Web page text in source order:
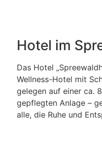
Hotel im
Das Hotel
Wellness-Hotel mit
gelegen auf einer ca.
gepflegten Anlage –
alle, die Ruhe und